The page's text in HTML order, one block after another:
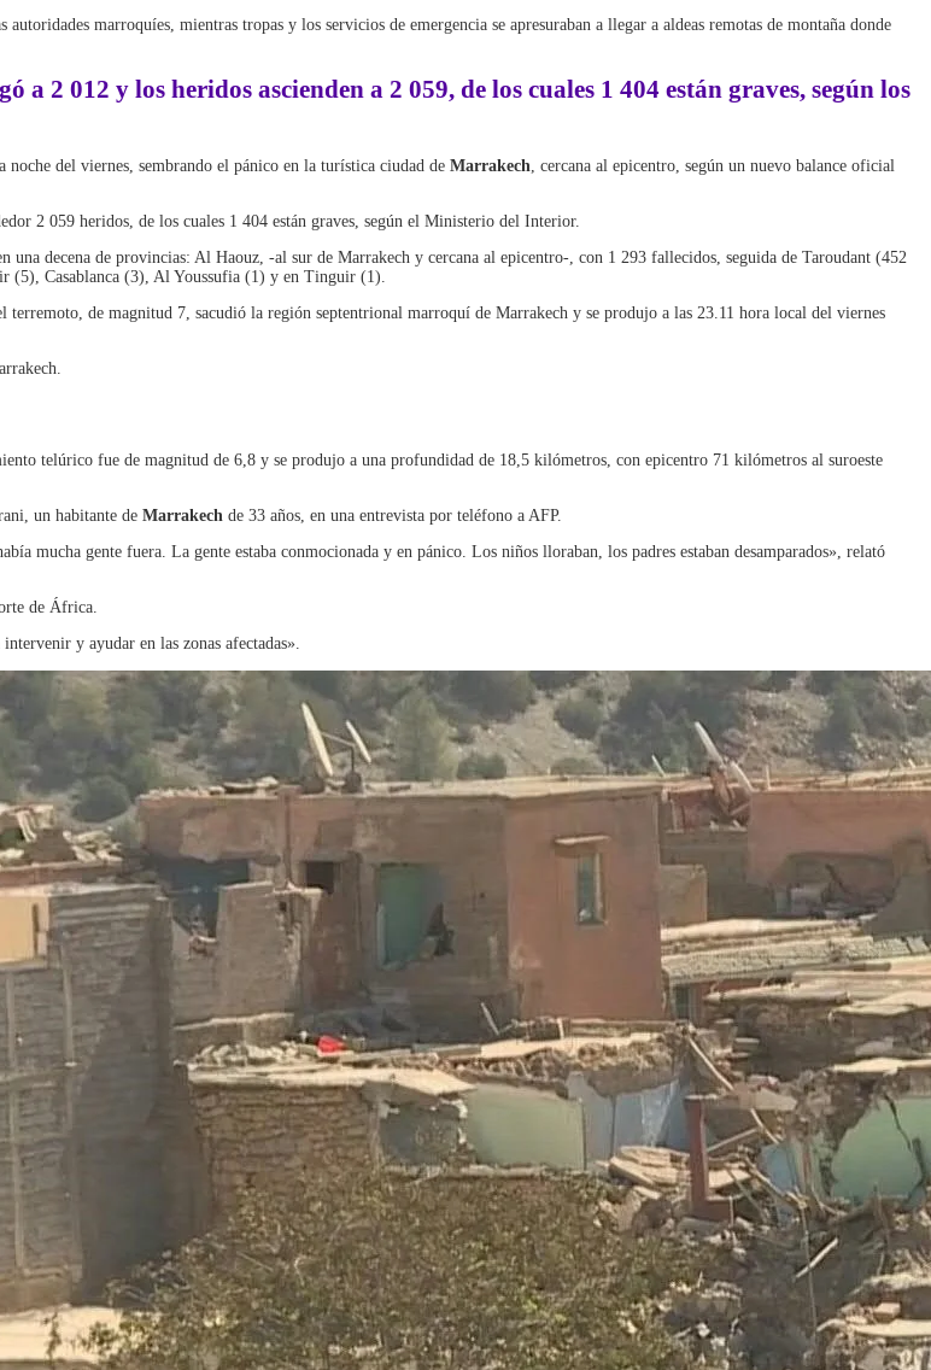
marroquíes, mientras tropas y los servicios de emergencia se apresuraban a llegar a aldeas remotas de montaña donde
a 2 012 y los heridos ascienden a 2 059, de los cuales 1 404 están graves, según los
noche del viernes, sembrando el pánico en la turística ciudad de Marrakech , cercana al epicentro, según un nuevo balance oficial
2 059 heridos, de los cuales 1 404 están graves, según el Ministerio del Interior.
decena de provincias: Al Haouz, -al sur de Marrakech y cercana al epicentro-, con 1 293 fallecidos, seguida de Taroudant (452
(5), Casablanca (3), Al Youssufia (1) y en Tinguir (1).
de magnitud 7, sacudió la región septentrional marroquí de Marrakech y se produjo a las 23.11 hora local del viernes
telúrico fue de magnitud de 6,8 y se produjo a una profundidad de 18,5 kilómetros, con epicentro 71 kilómetros al suroeste
un habitante de Marrakech de 33 años, en una entrevista por teléfono a AFP.
mucha gente fuera. La gente estaba conmocionada y en pánico. Los niños lloraban, los padres estaban desamparados», relató
de África.
y ayudar en las zonas afectadas».